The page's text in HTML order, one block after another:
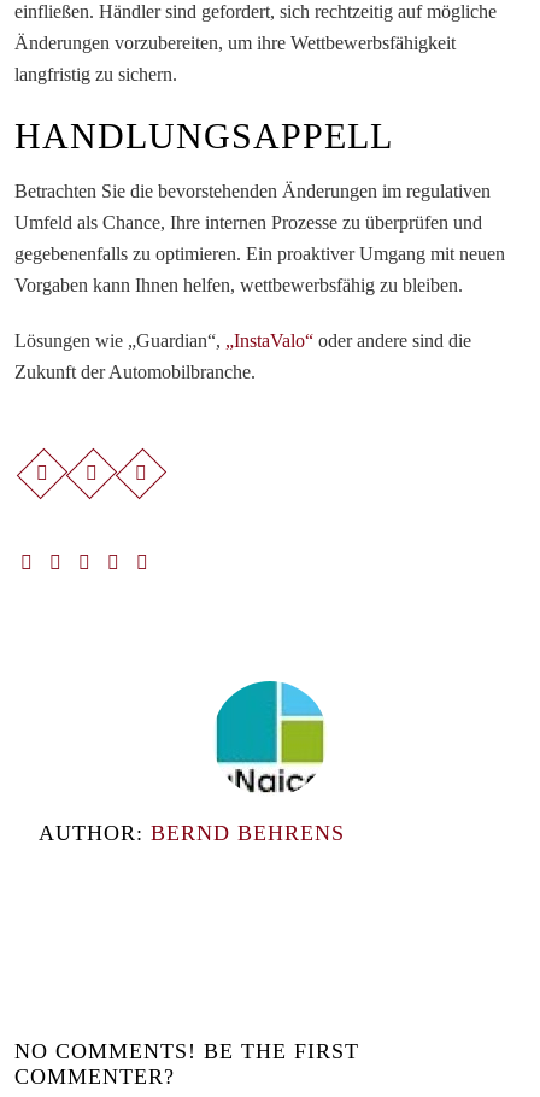
einfließen. Händler sind gefordert, sich rechtzeitig auf mögliche
Änderungen vorzubereiten, um ihre Wettbewerbsfähigkeit
langfristig zu sichern.
HANDLUNGSAPPELL
Betrachten Sie die bevorstehenden Änderungen im regulativen
Umfeld als Chance, Ihre internen Prozesse zu überprüfen und
gegebenenfalls zu optimieren. Ein proaktiver Umgang mit neuen
Vorgaben kann Ihnen helfen, wettbewerbsfähig zu bleiben.
Lösungen wie „Guardian“, „InstaValo“ oder andere sind die
Zukunft der Automobilbranche.
AUTHOR: BERND BEHRENS
NO COMMENTS! BE THE FIRST
COMMENTER?